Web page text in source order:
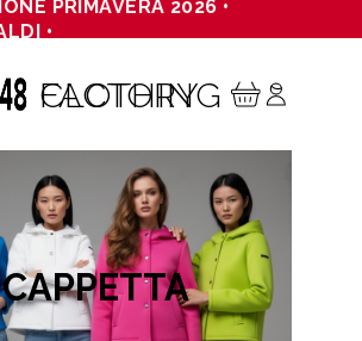
PRIMAVERA 2026 •
•
CLOTHING FACTORY
CAPPETTA